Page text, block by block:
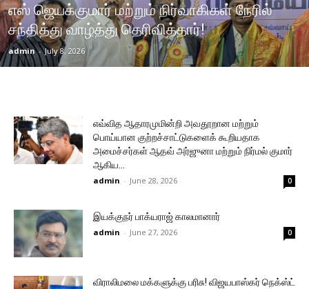
எஸ் ஜெயக்குமார் மற்றும் நிர்வாகிகள் நேரில்
சந்தித்து வாழ்த்து தெரிவித்தார்!
admin - July 8, 2026
எவ்வித ஆதாரமுமின்றி அவதூறான மற்றும்
பொய்யான குற்றச்சாட்டுகளைக் கூறியதாக
அமைச்சர்கள் ஆதவ் அர்ஜுனா மற்றும் நிர்மல் குமார்
ஆகிய...
admin - June 28, 2026 0
இயக்குநர் பாக்யராஜ் காலமானார்
admin - June 27, 2026 0
விராலிமலை மக்களுக்கு பரிசு! விஜயபாஸ்கர் நெக்ஸ்ட்